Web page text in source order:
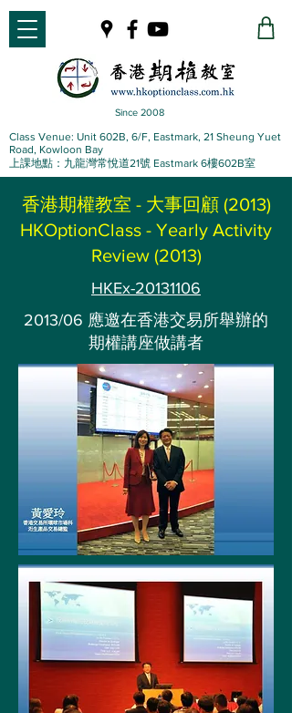
Since 2008
Class Venue: Unit 602B, 6/F, Eastmark, 21 Sheung Yuet
Road, Kowloon Bay
上課地點：九龍灣常悅道21號 Eastmark 6樓602B室
香港期權教室 - 大事回顧 (2013)
HKOptionClass - Yearly Activity
Review (2013)
HKEx-20131106
2013/06 應邀在香港交易所舉辦的
期權講座做講者